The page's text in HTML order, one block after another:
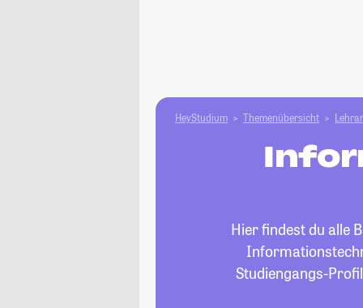
HeyStudium Themenübersicht
Hier findest du alle
Studiengangs-